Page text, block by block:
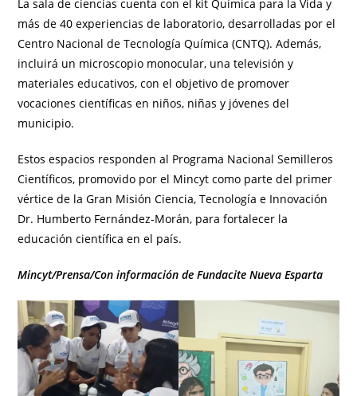
La sala de ciencias cuenta con el kit Química para la Vida y
más de 40 experiencias de laboratorio, desarrolladas por el
Centro Nacional de Tecnología Química (CNTQ). Además,
incluirá un microscopio monocular, una televisión y
materiales educativos, con el objetivo de promover
vocaciones científicas en niños, niñas y jóvenes del
municipio.
Estos espacios responden al Programa Nacional Semilleros
Científicos, promovido por el Mincyt como parte del primer
vértice de la Gran Misión Ciencia, Tecnología e Innovación
Dr. Humberto Fernández-Morán, para fortalecer la
educación científica en el país.
Mincyt/Prensa/Con información de Fundacite Nueva Esparta